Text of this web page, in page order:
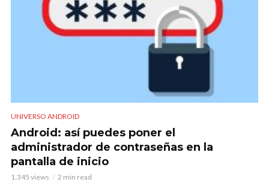
UNIVERSO ANDROID
Android: así puedes poner el
administrador de contraseñas en la
pantalla de inicio
1.345 views 2 min read